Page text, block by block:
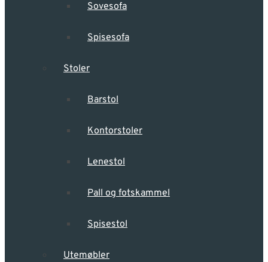
Sovesofa
Spisesofa
Stoler
Barstol
Kontorstoler
Lenestol
Pall og fotskammel
Spisestol
Utemøbler